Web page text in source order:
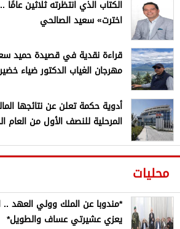
الكتاب الذي انتظرته ثلاثين عامًا
اخترت» سعيد الصالحي
قراءة نقدية في قصيدة حميد
مهرجان الغياب الدكتور ضياء
أدوية حكمة تعلن عن نتائجها
المرحلية للنصف الأول من العام
محليات
*مندوبا عن الملك وولي العهد
يعزي عشيرتي عساف والطويل*